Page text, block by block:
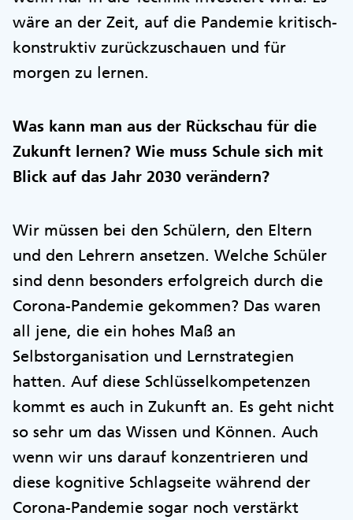
wäre an der Zeit, auf die Pandemie kritisch-
konstruktiv zurückzuschauen und für
morgen zu lernen.
Was kann man aus der Rückschau für die
Zukunft lernen? Wie muss Schule sich mit
Blick auf das Jahr 2030 verändern?
Wir müssen bei den Schülern, den Eltern
und den Lehrern ansetzen. Welche Schüler
sind denn besonders erfolgreich durch die
Corona-Pandemie gekommen? Das waren
all jene, die ein hohes Maß an
Selbstorganisation und Lernstrategien
hatten. Auf diese Schlüsselkompetenzen
kommt es auch in Zukunft an. Es geht nicht
so sehr um das Wissen und Können. Auch
wenn wir uns darauf konzentrieren und
diese kognitive Schlagseite während der
Corona-Pandemie sogar noch verstärkt